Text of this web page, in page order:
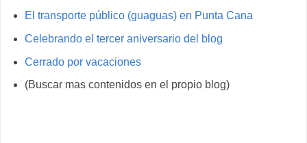
El transporte público (guaguas) en Punta Cana
Celebrando el tercer aniversario del blog
Cerrado por vacaciones
(Buscar mas contenidos en el propio blog)